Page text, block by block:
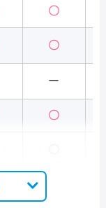
〇
〇
ー
〇